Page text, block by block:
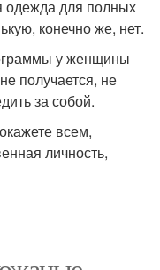
одежда для полных
конечно же, нет.
у женщины
получается, не
за собой.
всем,
личность,